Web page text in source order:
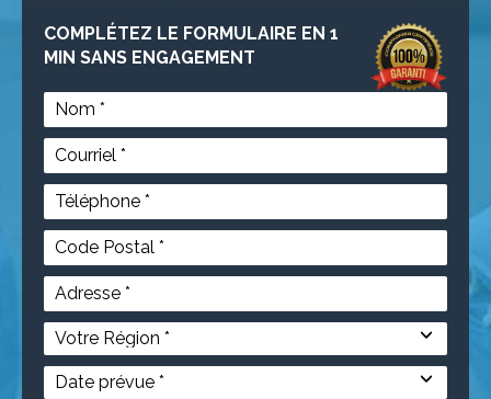
COMPLÉTEZ LE FORMULAIRE EN 1
MIN SANS ENGAGEMENT